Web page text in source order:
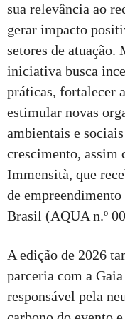
sua relevância ao
gerar impacto
setores de atuação.
iniciativa busca
práticas, fortalecer
estimular novas
ambientais e
crescimento, assim
Immensità, que
de
Brasil (AQUA n.º
A edição de 2026
parceria com a
responsável pela